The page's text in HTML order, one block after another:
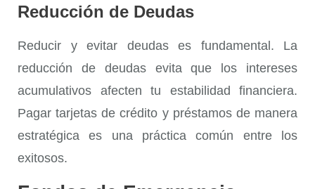
Reducción de Deudas
Reducir y evitar deudas es fundamental. La
reducción de deudasevita que los intereses
acumulativos afecten tu estabilidad financiera.
Pagar tarjetas de crédito y préstamos de manera
estratégica es una práctica común entre los
exitosos.